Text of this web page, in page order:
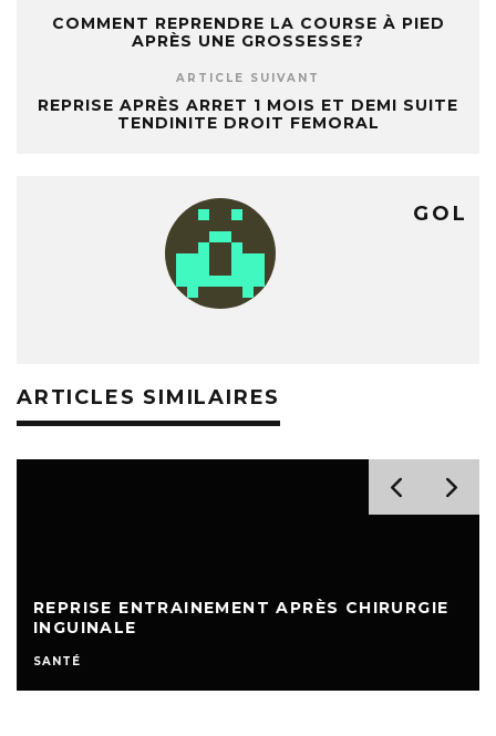
COMMENT REPRENDRE LA COURSE À PIED
APRÈS UNE GROSSESSE?
ARTICLE SUIVANT
REPRISE APRÈS ARRET 1 MOIS ET DEMI SUITE
TENDINITE DROIT FEMORAL
GOL
ARTICLES SIMILAIRES
REPRISE ENTRAINEMENT APRÈS CHIRURGIE
INGUINALE
SANTÉ